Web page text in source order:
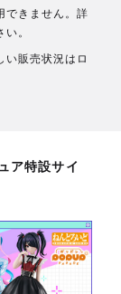
できません。詳
。
い販売状況はロ
ア特設サイ